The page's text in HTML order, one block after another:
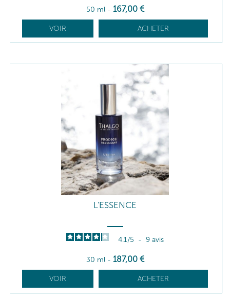
50 ml - 167,00 €
VOIR ACHETER
L'ESSENCE
4.1/5 - 9 avis
30 ml - 187,00 €
VOIR ACHETER